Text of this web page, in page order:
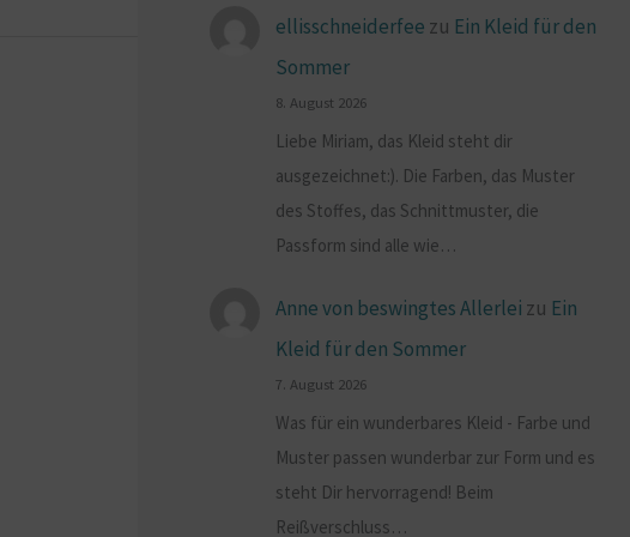
ellisschneiderfee zu Ein Kleid für den
Sommer
8. August 2026
Liebe Miriam, das Kleid steht dir
ausgezeichnet:). Die Farben, das Muster
des Stoffes, das Schnittmuster, die
Passform sind alle wie…
Anne von beswingtes Allerlei zu Ein
Kleid für den Sommer
7. August 2026
Was für ein wunderbares Kleid - Farbe und
Muster passen wunderbar zur Form und es
steht Dir hervorragend! Beim
Reißverschluss…